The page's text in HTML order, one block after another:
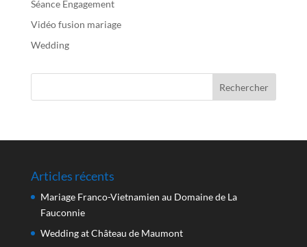
Séance Engagement
Vidéo fusion mariage
Wedding
Articles récents
Mariage Franco-Vietnamien au Domaine de La
Fauconnie
Wedding at Château de Maumont